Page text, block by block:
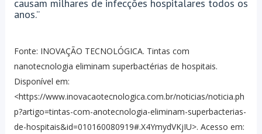
causam milhares de infecções hospitalares todos os
anos.”
Fonte: INOVAÇÃO TECNOLÓGICA. Tintas com
nanotecnologia eliminam superbactérias de hospitais.
Disponível em:
<https://www.inovacaotecnologica.com.br/noticias/noticia.ph
p?artigo=tintas-com-anotecnologia-eliminam-superbacterias-
de-hospitais&id=010160080919#.X4YmydVKjIU>. Acesso em: